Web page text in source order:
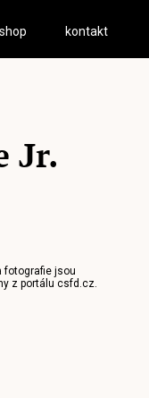
kontakt
Jr.
fotografie jsou
z portálu csfd.cz.